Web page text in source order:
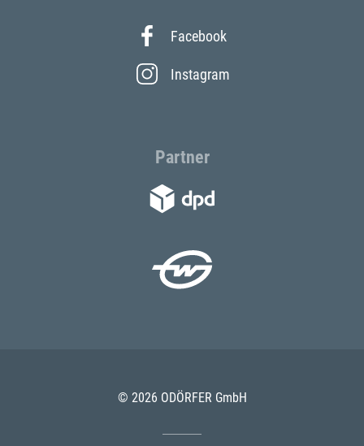
Facebook
Instagram
Partner
© 2026 ODÖRFER GmbH